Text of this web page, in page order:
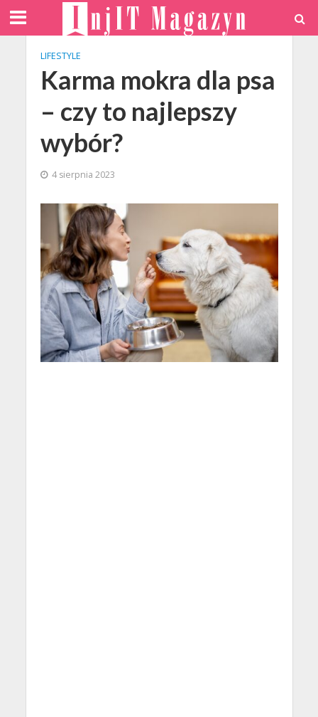
LIFESTYLE
Karma mokra dla psa
– czy to najlepszy
wybór?
4 sierpnia 2023